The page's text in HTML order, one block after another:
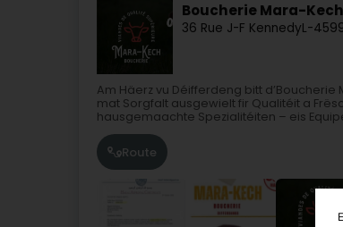
Boucherie Mara-
36 Rue J-F KennedyL-
Am Häerz vu Déifferdeng bitt
mat Sorgfalt ausgewielt fir Qualitéit a
hausgemaachte Spezialitéiten – eis
Route